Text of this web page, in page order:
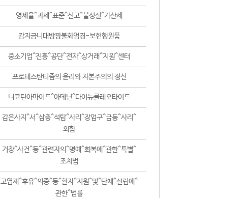
영세율^과세^표준^신고^불성실^가산세
감지금니대방광불화엄경-보현행원품
중소기업^진흥^공단^전자^상거래^지원^센터
프로테스탄티즘의 윤리와 자본주의의 정신
니코틴아마이드^아데닌^다이뉴클레오타이드
감은사지^서^삼층^석탑^사리^장엄구^금동^사리^
외함
거창^사건^등^관련자의^명예^회복에^관한^특별^
조치법
고엽제^후유^의증^등^환자^지원^및^단체^설립에^
관한^법률